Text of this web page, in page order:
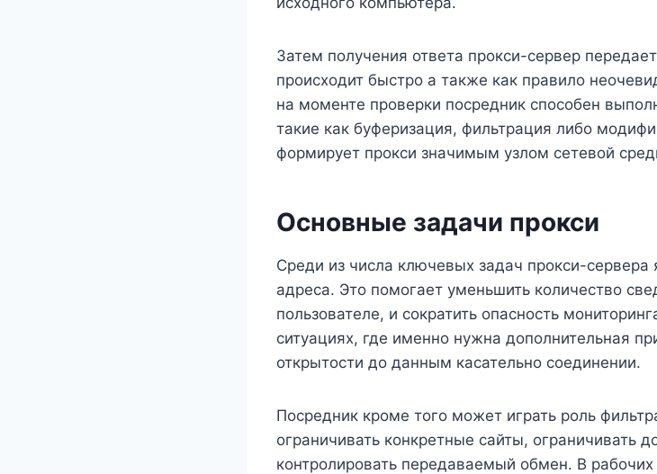
Затем получения ответа прокси-сервер
происходит быстро а также как правило
на моменте проверки посредник способен
такие как буферизация, фильтрация либо
формирует прокси значимым узлом сетевой
Основные задачи прокси
Среди из числа ключевых задач прокси-сервера
адреса. Это помогает уменьшить количество
пользователе, и сократить опасность
ситуациях, где именно нужна дополнительная
открытости до данным касательно соединении.
Посредник кроме того может играть роль
ограничивать конкретные сайты, ограничивать
контролировать передаваемый обмен. В